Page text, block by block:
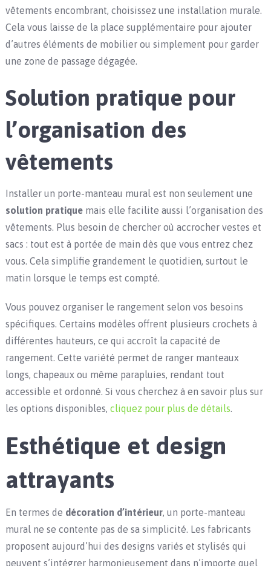
vêtements encombrant, choisissez une installation murale.
Cela vous laisse de la place supplémentaire pour ajouter
d’autres éléments de mobilier ou simplement pour garder
une zone de passage dégagée.
Solution pratique pour
l’organisation des
vêtements
Installer un porte-manteau mural est non seulement une
solution pratiquemais elle facilite aussi l’organisation des
vêtements. Plus besoin de chercher où accrocher vestes et
sacs : tout est à portée de main dès que vous entrez chez
vous. Cela simplifie grandement le quotidien, surtout le
matin lorsque le temps est compté.
Vous pouvez organiser le rangement selon vos besoins
spécifiques. Certains modèles offrent plusieurs crochets à
différentes hauteurs, ce qui accroît la capacité de
rangement. Cette variété permet de ranger manteaux
longs, chapeaux ou même parapluies, rendant tout
accessible et ordonné. Si vous cherchez à en savoir plus sur
les options disponibles, cliquez pour plus de détails.
Esthétique et design
attrayants
En termes de décoration d’intérieur, un porte-manteau
mural ne se contente pas de sa simplicité. Les fabricants
proposent aujourd’hui des designs variés et stylisés qui
peuvent s’intégrer harmonieusement dans n’importe quel